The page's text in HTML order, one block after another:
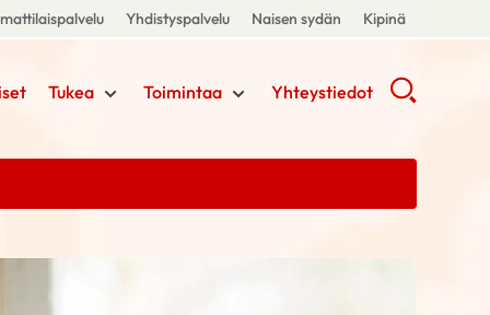
Yhdistyspalvelu Naisen sydän Kipinä
Tukea Toimintaa Yhteystiedot